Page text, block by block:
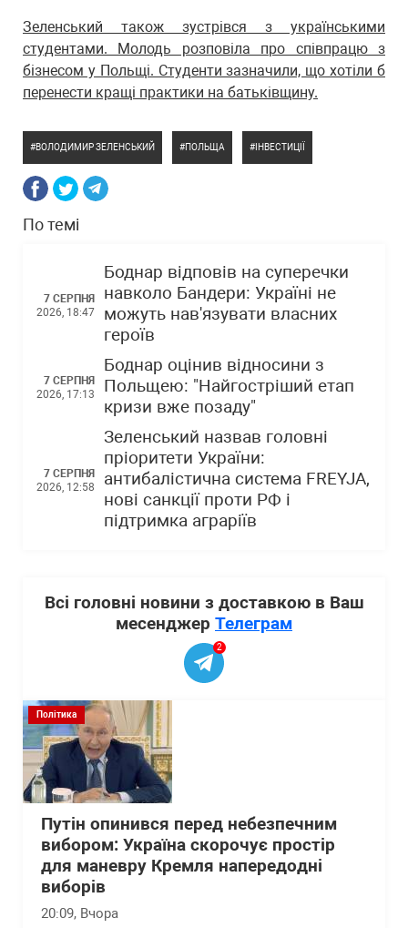
Зеленський також зустрівся з українськими
студентами. Молодь розповіла про співпрацю з
бізнесом у Польщі. Студенти зазначили, що хотіли б
перенести кращі практики на батьківщину.
ВОЛОДИМИР ЗЕЛЕНСЬКИЙ ПОЛЬЩА ІНВЕСТИЦІЇ
По темі
7 СЕРПНЯ
2026, 18:47
Боднар відповів на суперечки
навколо Бандери: Україні не
можуть нав'язувати власних
героїв
7 СЕРПНЯ
2026, 17:13
Боднар оцінив відносини з
Польщею: "Найгостріший етап
кризи вже позаду"
7 СЕРПНЯ
2026, 12:58
Зеленський назвав головні
пріоритети України:
антибалістична система FREYJA,
нові санкції проти РФ і
підтримка аграріїв
Всі головні новини з доставкою в Ваш
месенджер Телеграм
2
Політика
Путін опинився перед небезпечним
вибором: Україна скорочує простір
для маневру Кремля напередодні
виборів
20:09, Вчора